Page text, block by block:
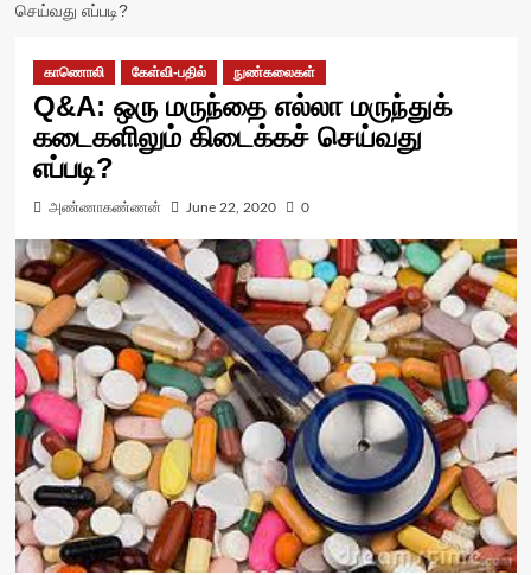
செய்வது எப்படி?
காணொலி கேள்வி-பதில் நுண்கலைகள்
Q&A: ஒரு மருந்தை எல்லா மருந்துக்
கடைகளிலும் கிடைக்கச் செய்வது
எப்படி?
அண்ணாகண்ணன் June 22, 2020 0